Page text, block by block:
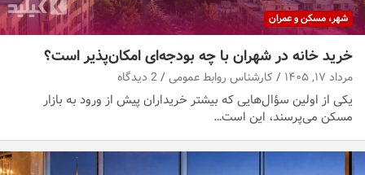
شهر، مسکن و عمران
خرید خانه در شهران با چه بودجه‌ای امکان‌پذیر است؟
مرداد ۱۷, ۱۴۰۵ کارشناس روابط عمومی 2 دیدگاه
یکی از اولین سؤال‌هایی که بیشتر خریداران پیش از ورود به بازار
مسکن می‌پرسند، این است…